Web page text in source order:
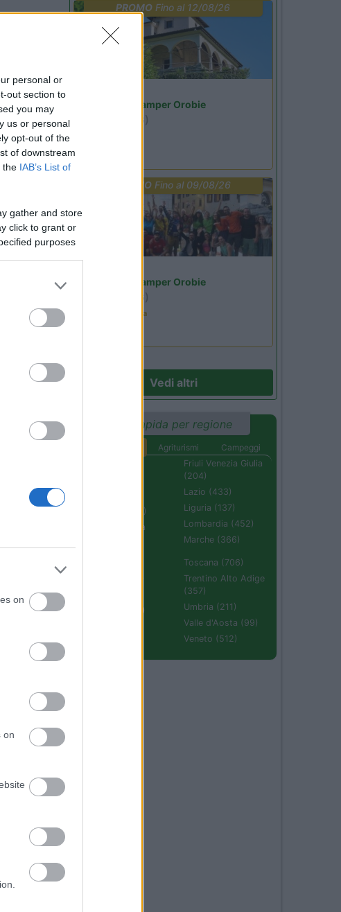
personal or
out section to
you may
us or personal
opt-out of the
of downstream
the IAB’s List of
gather and store
click to grant or
purposes
on
on
(1)
13:42
13:58
è
10:45
30
0:43
PROMO Fino al 12/08/26
Area Sosta Camper Orobie
(BG)
PROMO Fino al 09/08/26
Area Sosta Camper Orobie
(BG)
Ardesio in scatola
Vedi altri
Ricerca rapida per regione
Agriturismi
Campeggi
Campania (236)
Emilia Romagna
Friuli Venezia Giulia
(204)
Lazio (433)
Liguria (137)
Lombardia (452)
Marche (366)
Sardegna (336)
Toscana (706)
Trentino Alto Adige
(357)
Umbria (211)
Valle d'Aosta (99)
Veneto (512)